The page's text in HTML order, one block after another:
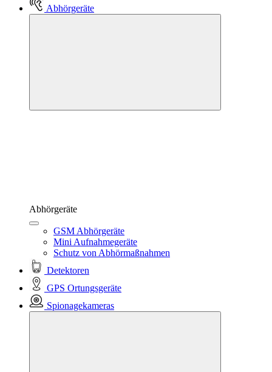
Abhörgeräte
Abhörgeräte
GSM Abhörgeräte
Mini Aufnahmegeräte
Schutz von Abhörmaßnahmen
Detektoren
GPS Ortungsgeräte
Spionagekameras